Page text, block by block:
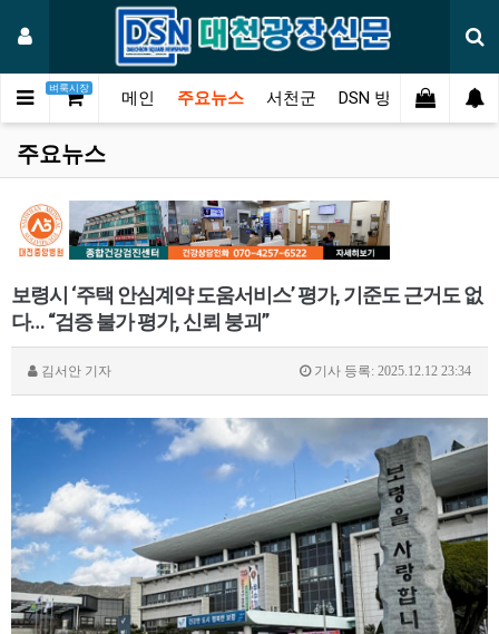
벼룩시장
메인 주요뉴스 서천군 DSN 방송 오피니언
주요뉴스
보령시 ‘주택 안심계약 도움서비스’ 평가, 기준도 근거도 없
다… “검증 불가 평가, 신뢰 붕괴”
김서안 기자 기사 등록: 2025.12.12 23:34